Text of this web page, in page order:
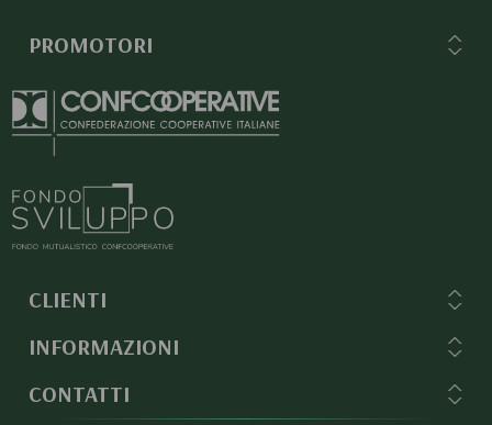
PROMOTORI
CLIENTI
INFORMAZIONI
CONTATTI